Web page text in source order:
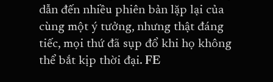
dẫn đến nhiều phiên bản lặp lại của
cùng một ý tưởng, nhưng thật đáng
tiếc, mọi thứ đã sụp đổ khi họ không
thể bắt kịp thời đại. FE